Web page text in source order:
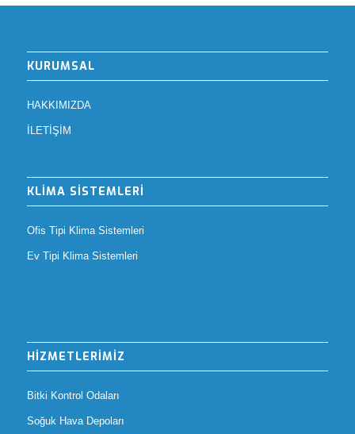
KURUMSAL
HAKKIMIZDA
İLETİŞİM
KLİMA SİSTEMLERİ
Ofis Tipi Klima Sistemleri
Ev Tipi Klima Sistemleri
HİZMETLERİMİZ
Bitki Kontrol Odaları
Soğuk Hava Depoları